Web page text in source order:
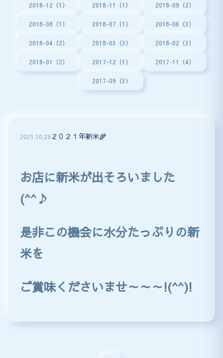
2018-12（1） 2018-11（1） 2018-09（2）
2018-08（1） 2018-07（1） 2018-06（3）
2018-04（2） 2018-03（3） 2018-02（3）
2018-01（2） 2017-12（1） 2017-11（4）
2017-09（3）
2021 .10.29 ２０２１年新米🌾
お店に新米が出そろいました
(^^♪
是非この機会に水分たっぷりの新
米を
ご賞味くださいませ～～～!(^^)!